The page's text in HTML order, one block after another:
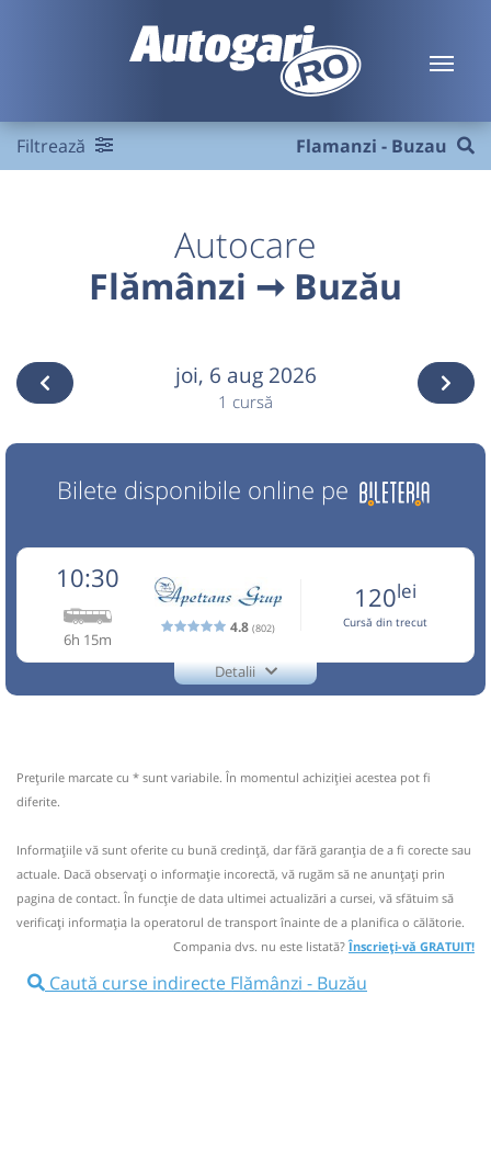
Filtrează Flamanzi - Buzau
Autocare
Flămânzi ➞ Buzău
joi, 6 aug 2026
1 cursă
Bilete disponibile online pe
10:30
6h 15m
4.8 (802)
120lei
Cursă din trecut
Detalii
Apetrans
traseu, va rugam sa contactati telefonic conducatorii auto.
0742743426 Pentru imbarcarea de la Aeroport Otopeni,
autocarul va poate ast
Nu a circulat?Semnalați aici (4 comentarii)
Pune poze din călătoria ta⤣
Prețurile marcate cu * sunt variabile. În momentul achiziției acestea pot fi
diferite.
Informaţiile vă sunt oferite cu bună credinţă, dar fără garanţia de a fi corecte sau
actuale. Dacă observați o informaţie incorectă, vă rugăm să ne anunțați prin
pagina de contact. În funcție de data ultimei actualizări a cursei, vă sfătuim să
verificaţi informaţia la operatorul de transport înainte de a planifica o călătorie.
Compania dvs. nu este listată?Înscrieți-vă GRATUIT!
Caută curse indirecte Flămânzi - Buzău